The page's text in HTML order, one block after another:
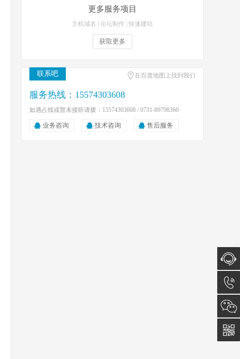
更多服务项目
主机域名 论坛制作 快速建站
获取更多
联系吧 在百度地图上找到我们
服务热线：15574303608
如遇占线或暂未接听请拨：15574303608 / 0731-89798360
业务咨询 技术咨询 售后服务
在线咨
询